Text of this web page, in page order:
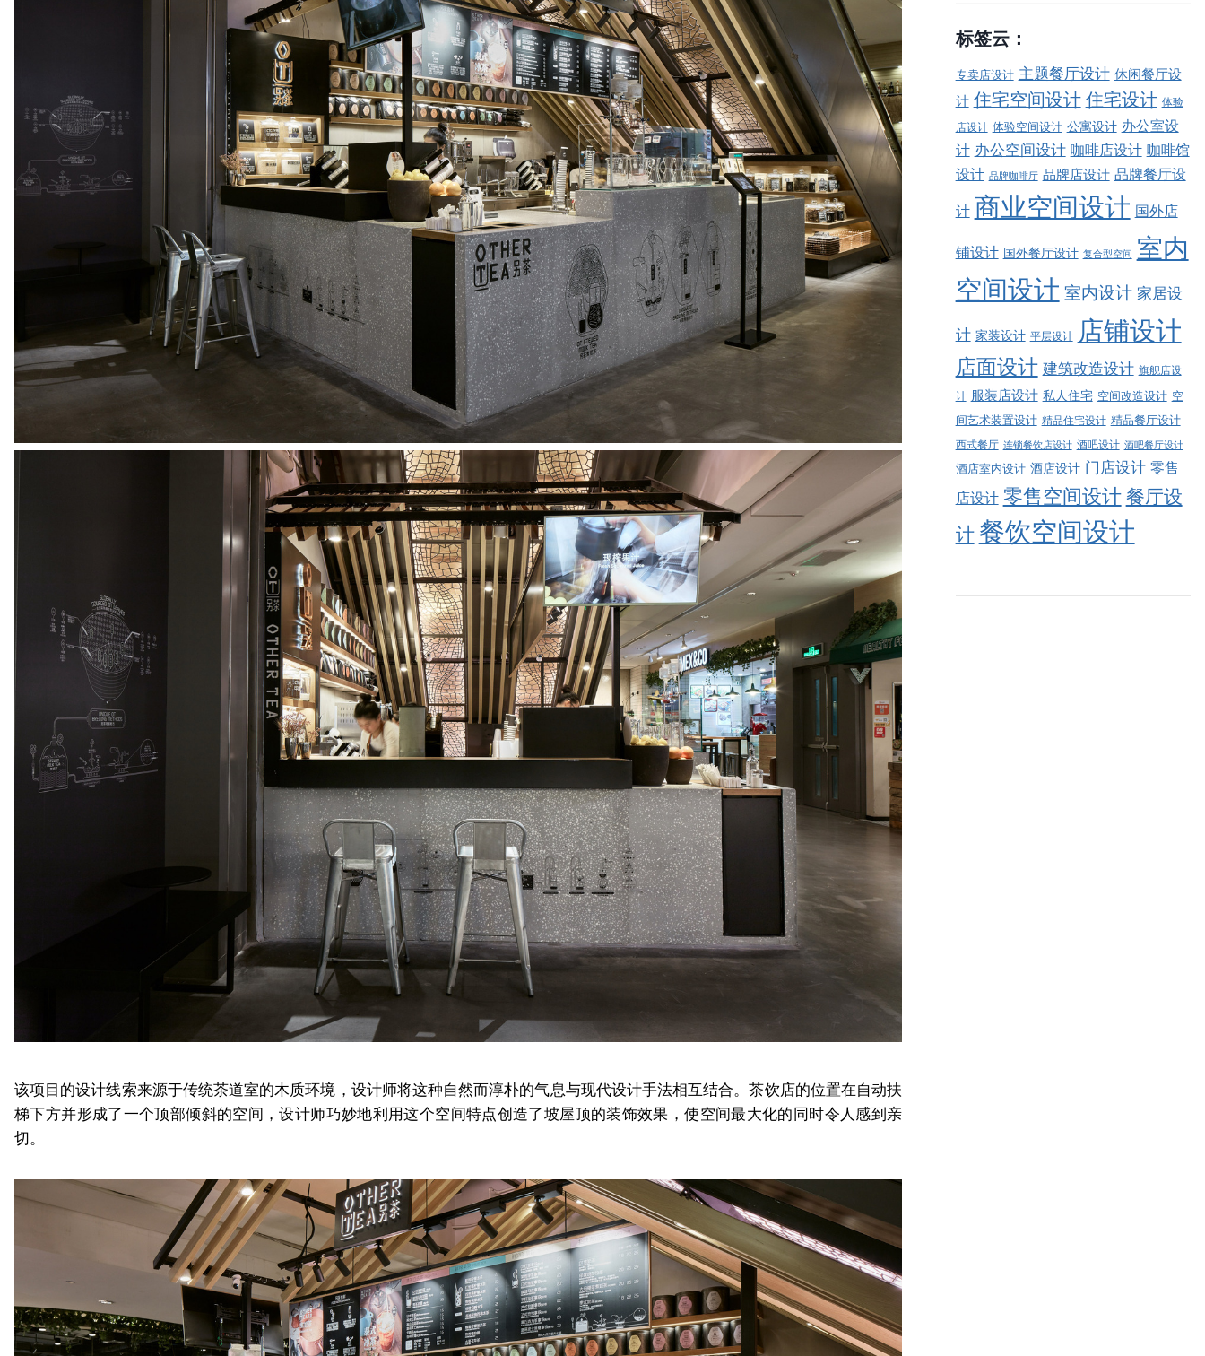
该项目的设计线索来源于传统茶道室的木质环境，设计师将这种自然而淳朴的气息与现代设计手法相互结合。茶饮店的位置在自动扶
梯下方并形成了一个顶部倾斜的空间，设计师巧妙地利用这个空间特点创造了坡屋顶的装饰效果，使空间最大化的同时令人感到亲
切。
标签云：
专卖店设计 主题餐厅设计 休闲餐厅设
计 住宅空间设计 住宅设计 体验
店设计 体验空间设计 公寓设计 办公室设
计 办公空间设计 咖啡店设计 咖啡馆
设计 品牌咖啡厅 品牌店设计 品牌餐厅设
计 商业空间设计 国外店
铺设计 国外餐厅设计 复合型空间
室内
空间设计 室内设计 家居设
计 家装设计 平层设计 店铺设计
店面设计 建筑改造设计 旗舰店设
计 服装店设计 私人住宅 空间改造设计 空
间艺术装置设计 精品住宅设计 精品餐厅设计
西式餐厅 连锁餐饮店设计 酒吧设计 酒吧餐厅设计
酒店室内设计 酒店设计 门店设计 零售
店设计 零售空间设计 餐厅设
计 餐饮空间设计